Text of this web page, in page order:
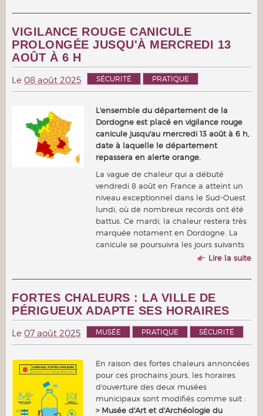
VIGILANCE ROUGE CANICULE
PROLONGÉE JUSQU'À MERCREDI 13
AOÛT À 6 H
Le 08 août 2025 SÉCURITÉ PRATIQUE
L'ensemble du département de la
Dordogne est placé en vigilance rouge
canicule jusqu'au mercredi 13 août à 6 h,
date à laquelle le département
repassera en alerte orange.
La vague de chaleur qui a débuté
vendredi 8 août en France a atteint un
niveau exceptionnel dans le Sud-Ouest
lundi, où de nombreux records ont été
battus. Ce mardi, la chaleur restera très
marquée notament en Dordogne. La
canicule se poursuivra les jours suivants
Lire la suite
FORTES CHALEURS : LA VILLE DE
PÉRIGUEUX ADAPTE SES HORAIRES
Le 07 août 2025 MUSÉE PRATIQUE SÉCURITÉ
En raison des fortes chaleurs annoncées
pour ces prochains jours, les horaires
d'ouverture des deux musées
municipaux sont modifiés comme suit :
> Musée d'Art et d'Archéologie du